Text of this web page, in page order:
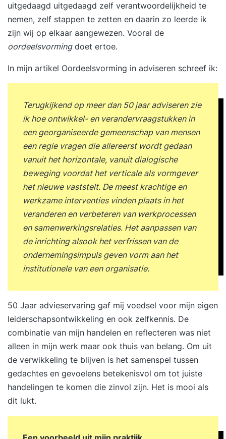
uitgedaagd uitgedaagd zelf verantwoordelijkheid te
nemen, zelf stappen te zetten en daarin zo leerde ik
zijn wij op elkaar aangewezen. Vooral de
oordeelsvormingdoet ertoe.
In mijn artikel Oordeelsvorming in adviseren schreef ik:
Terugkijkend op meer dan 50 jaar adviseren zie
ik hoe ontwikkel- en verandervraagstukken in
een georganiseerde gemeenschap van mensen
een regie vragen die allereerst wordt gedaan
vanuit het horizontale, vanuit dialogische
beweging voordat het verticale als vormgever
het nieuwe vaststelt. De meest krachtige en
werkzame interventies vinden plaats in het
veranderen en verbeteren van werkprocessen
en samenwerkingsrelaties. Het aanpassen van
de inrichting alsook het verfrissen van de
ondernemingsimpuls geven vorm aan het
institutionele van een organisatie.
50 Jaar advieservaring gaf mij voedsel voor mijn eigen
leiderschapsontwikkeling en ook zelfkennis. De
combinatie van mijn handelen en reflecteren was niet
alleen in mijn werk maar ook thuis van belang. Om uit
de verwikkeling te blijven is het samenspel tussen
gedachtes en gevoelens betekenisvol om tot juiste
handelingen te komen die zinvol zijn. Het is mooi als
dit lukt.